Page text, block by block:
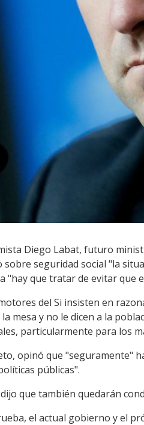
Diego Labat, futuro
sobre seguridad social "la
"hay que tratar de evitar que
del Si insisten en
mesa y no le dicen a la
particularmente para los
opinó que "seguramente"
públicas".
dijo que también quedarán
el actual gobierno y el